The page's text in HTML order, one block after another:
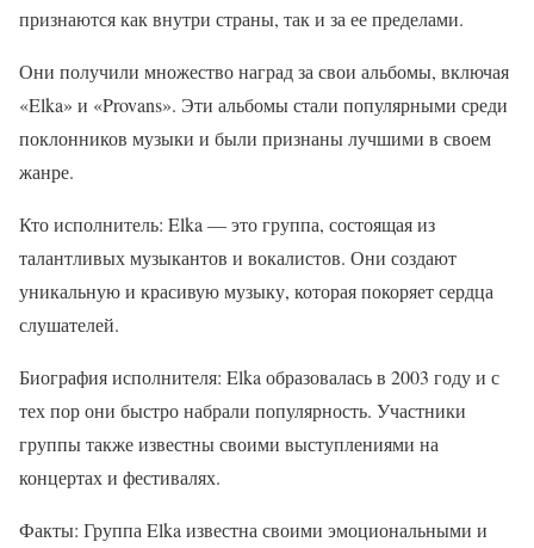
признаются как внутри страны, так и за ее пределами.
Они получили множество наград за свои альбомы, включая
«Elka» и «Provans». Эти альбомы стали популярными среди
поклонников музыки и были признаны лучшими в своем
жанре.
Кто исполнитель: Elka — это группа, состоящая из
талантливых музыкантов и вокалистов. Они создают
уникальную и красивую музыку, которая покоряет сердца
слушателей.
Биография исполнителя: Elka образовалась в 2003 году и с
тех пор они быстро набрали популярность. Участники
группы также известны своими выступлениями на
концертах и фестивалях.
Факты: Группа Elka известна своими эмоциональными и